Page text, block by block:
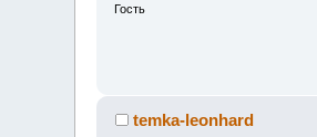
Гость
temka-leonhard